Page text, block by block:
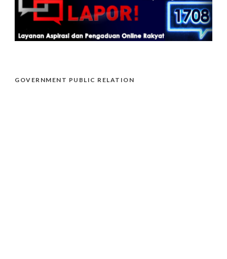
GOVERNMENT PUBLIC RELATION